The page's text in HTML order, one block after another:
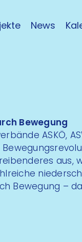
News
Bewegung
ASKÖ,
aus,
Bewegung –